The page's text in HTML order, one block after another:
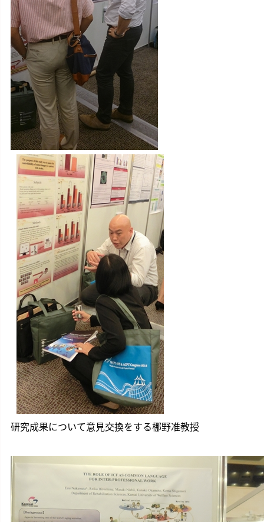
研究成果について意見交換をする梛野准教授